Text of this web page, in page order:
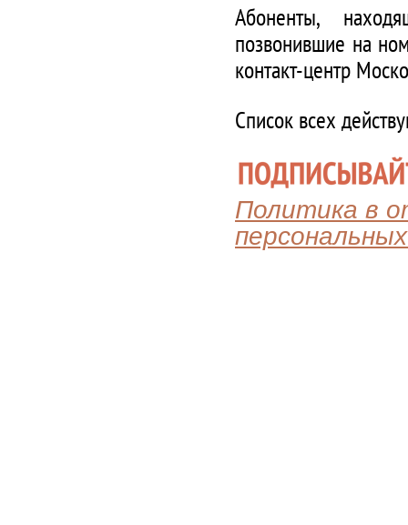
Абоненты,
позвонившие на
контакт-центр
Список всех
Политика в